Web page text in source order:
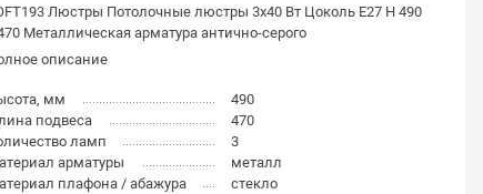
Люстры Потолочные люстры 3x40 Вт Цоколь E27 H 490
Металлическая арматура антично-серого
описание
мм
490
подвеса
470
ламп
3
арматуры
металл
плафона / абажура
стекло